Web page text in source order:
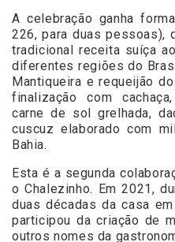
A celebração ganha
226, para duas pessoas),
tradicional receita suíça
diferentes regiões do
Mantiqueira e requeijão
finalização com
carne de sol grelhada,
cuscuz elaborado com
Bahia.
Esta é a segunda
o Chalezinho. Em 2021,
duas décadas da casa
participou da criação de
outros nomes da